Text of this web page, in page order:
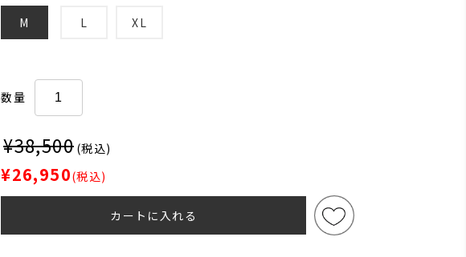
M L XL
数量
¥38,500 (税込)
¥26,950(税込)
カートに入れる